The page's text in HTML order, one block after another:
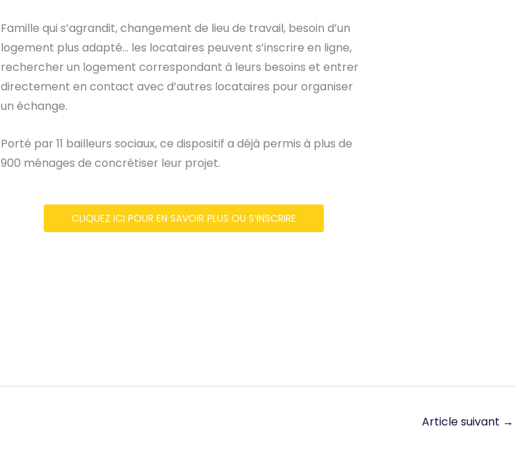
Famille qui s’agrandit, changement de lieu de travail, besoin d’un
logement plus adapté… les locataires peuvent s’inscrire en ligne,
rechercher un logement correspondant à leurs besoins et entrer
directement en contact avec d’autres locataires pour organiser
un échange.
Porté par 11 bailleurs sociaux, ce dispositif a déjà permis à plus de
900 ménages de concrétiser leur projet.
CLIQUEZ ICI POUR EN SAVOIR PLUS OU S’INSCRIRE
Article suivant →